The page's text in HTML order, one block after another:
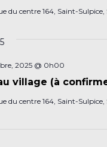
du centre 164, Saint-Sulpice,
village (à
2025 @ 0h00
du centre 164, Saint-Sulpice,